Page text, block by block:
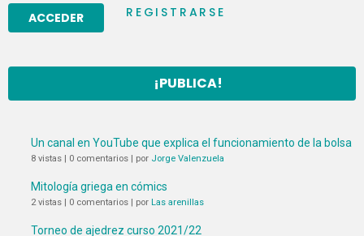
REGISTRARSE
¡PUBLICA!
Un canal en YouTube que explica el funcionamiento de la bolsa
8 vistas | 0 comentarios | por Jorge Valenzuela
Mitología griega en cómics
2 vistas | 0 comentarios | por Las arenillas
Torneo de ajedrez curso 2021/22